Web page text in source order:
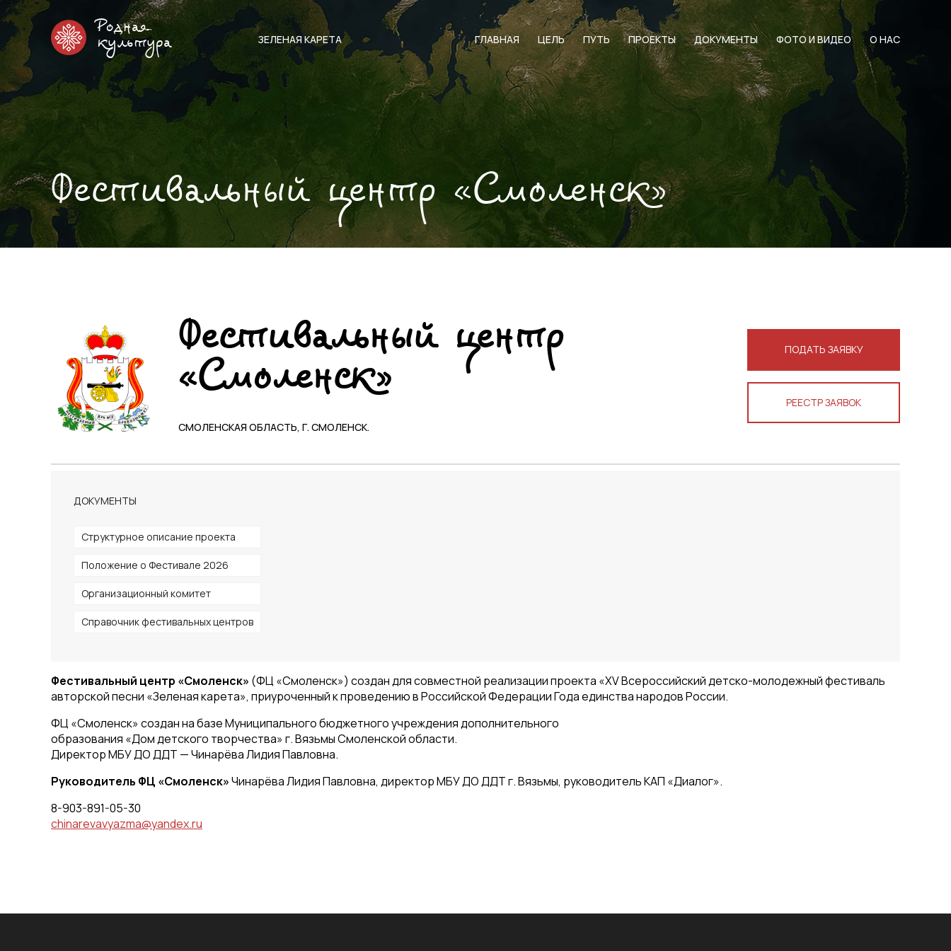
Родная
культура
ЗЕЛЕНАЯ КАРЕТА ГЛАВНАЯ ЦЕЛЬ ПУТЬ ПРОЕКТЫ ДОКУМЕНТЫ ФОТО И ВИДЕО О НАС
Фестивальный центр «Смоленск»
Фестивальный центр
«Смоленск»
СМОЛЕНСКАЯ ОБЛАСТЬ, Г. СМОЛЕНСК.
ПОДАТЬ ЗАЯВКУ
РЕЕСТР ЗАЯВОК
ДОКУМЕНТЫ
Структурное описание проекта
Положение о Фестивале 2026
Организационный комитет
Справочник фестивальных центров
Фестивальный центр «Смоленск» (ФЦ «Смоленск») создан для совместной реализации проекта «XV Всероссийский детско-молодежный фестиваль
авторской песни «Зеленая карета», приуроченный к проведению в Российской Федерации Года единства народов России.
ФЦ «Смоленск» создан на базе Муниципального бюджетного учреждения дополнительного
образования «Дом детского творчества» г. Вязьмы Смоленской области.
Директор МБУ ДО ДДТ — Чинарёва Лидия Павловна.
Руководитель ФЦ «Смоленск»Чинарёва Лидия Павловна, директор МБУ ДО ДДТ г. Вязьмы, руководитель КАП «Диалог».
8-903-891-05-30
chinarevavyazma@yandex.ru